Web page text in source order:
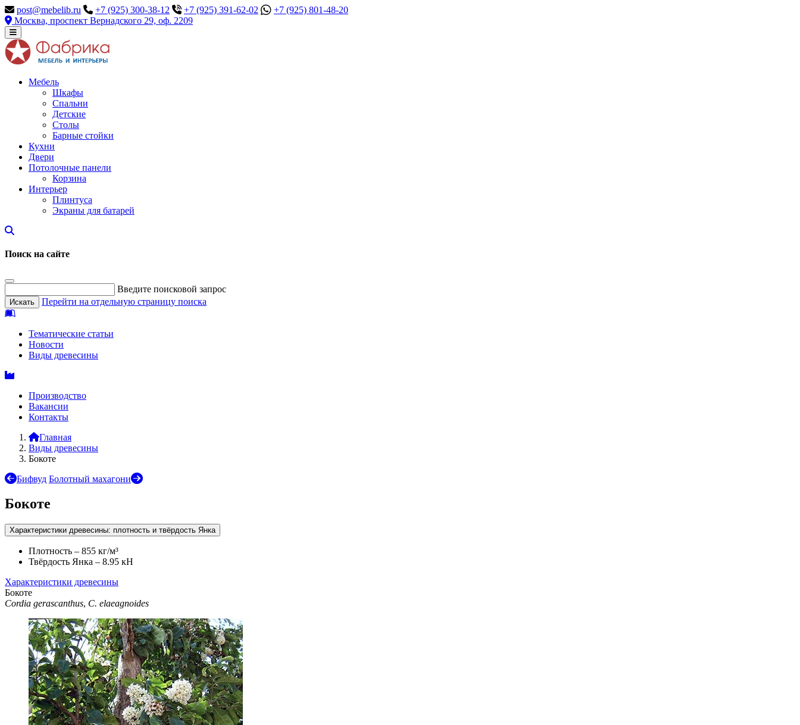
post@mebelib.ru +7 (925) 300-38-12 +7 (925) 391-62-02
+7 (925) 801-48-20
Москва, проспект Вернадского 29, оф. 2209
Мебель
Шкафы
Спальни
Детские
Столы
Барные стойки
Кухни
Двери
Потолочные панели
Корзина
Интерьер
Плинтуса
Экраны для батарей
Поиск на сайте
Введите поисковой запрос
Перейти на отдельную страницу поиска
Тематические статьи
Новости
Виды древесины
Производство
Вакансии
Контакты
Главная
Виды древесины
Бокоте
Бифвуд Болотный махагони
Бокоте
Характеристики древесины: плотность и твёрдость Янка
Плотность – 855 кг/м³
Твёрдость Янка – 8.95 кН
Характеристики древесины
Бокоте
Cordia gerascanthus, C. elaeagnoides